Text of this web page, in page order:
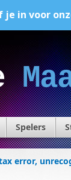
Spelers
error,